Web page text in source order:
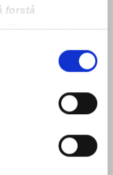
forstå
annonser
og Cookie-